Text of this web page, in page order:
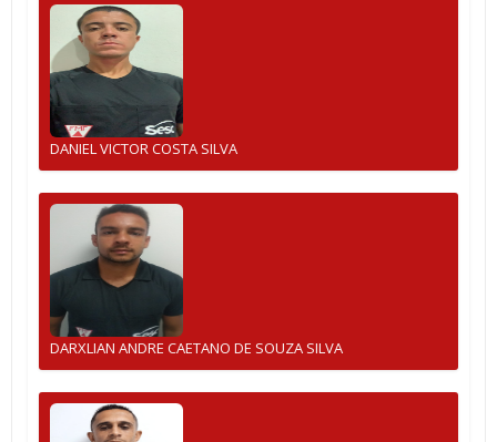
DANIEL VICTOR COSTA SILVA
DARXLIAN ANDRE CAETANO DE SOUZA SILVA